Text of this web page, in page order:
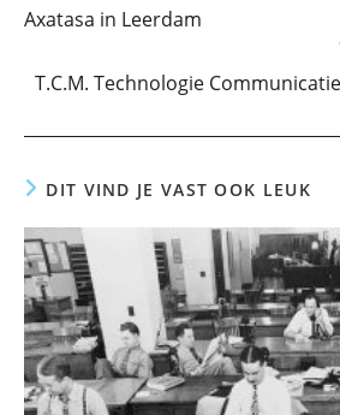
artikelen
Axatasa in Leerdam
T.C.M. Technologie
DIT VIND JE VAST OOK LEUK